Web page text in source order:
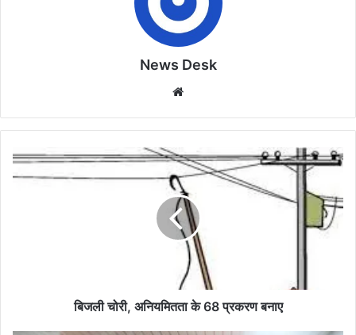
News Desk
बिजली
बिजली चोरी, अनियमितता के 68 प्रकरण बनाए